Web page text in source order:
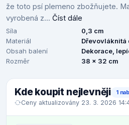
že toto psí plemeno zbožňujete.
vyrobená z... Číst dále
Síla
0,3 cm
Materiál
Dřevovláknitá
Obsah balení
Dekorace,
Rozměr
38 x 32 cm
Kde koupit nejlevněji 1
Ceny aktualizovány 23. 3. 2026